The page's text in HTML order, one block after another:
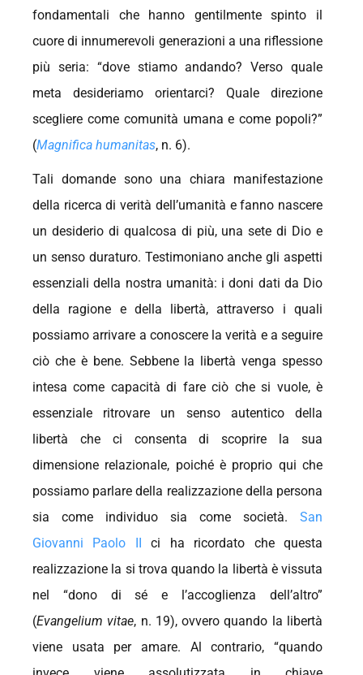
fondamentali che hanno gentilmente spinto il
cuore di innumerevoli generazioni a una riflessione
più seria: “dove stiamo andando? Verso quale
meta desideriamo orientarci? Quale direzione
scegliere come comunità umana e come popoli?”
(Magnifica humanitas, n. 6).
Tali domande sono una chiara manifestazione
della ricerca di verità dell’umanità e fanno nascere
un desiderio di qualcosa di più, una sete di Dio e
un senso duraturo. Testimoniano anche gli aspetti
essenziali della nostra umanità: i doni dati da Dio
della ragione e della libertà, attraverso i quali
possiamo arrivare a conoscere la verità e a seguire
ciò che è bene. Sebbene la libertà venga spesso
intesa come capacità di fare ciò che si vuole, è
essenziale ritrovare un senso autentico della
libertà che ci consenta di scoprire la sua
dimensione relazionale, poiché è proprio qui che
possiamo parlare della realizzazione della persona
sia come individuo sia come società. San
Giovanni Paolo II ci ha ricordato che questa
realizzazione la si trova quando la libertà è vissuta
nel “dono di sé e l’accoglienza dell’altro”
(Evangelium vitae, n. 19), ovvero quando la libertà
viene usata per amare. Al contrario, “quando